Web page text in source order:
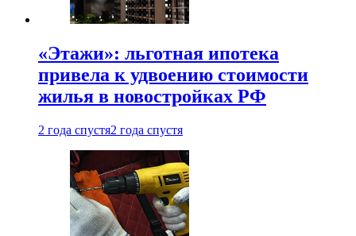
«Этажи»: льготная ипотека
привела к удвоению стоимости
жилья в новостройках РФ
2 года спустя2 года спустя